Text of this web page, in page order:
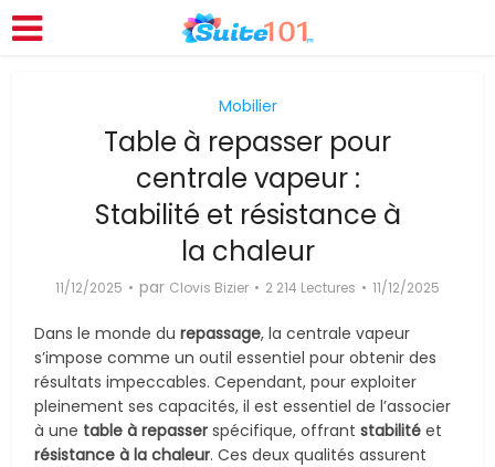
Mobilier
Table à repasser pour
centrale vapeur :
Stabilité et résistance à
la chaleur
11/12/2025 par Clovis Bizier 2 214 Lectures 11/12/2025
Dans le monde durepassage, la centrale vapeur
s’impose comme un outil essentiel pour obtenir des
résultats impeccables. Cependant, pour exploiter
pleinement ses capacités, il est essentiel de l’associer
à une table à repasser spécifique, offrantstabilité et
résistance à la chaleur. Ces deux qualités assurent